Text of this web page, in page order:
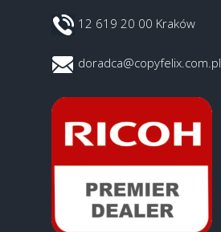
12 619 20 00 Kraków
doradca@copyfelix.com.pl